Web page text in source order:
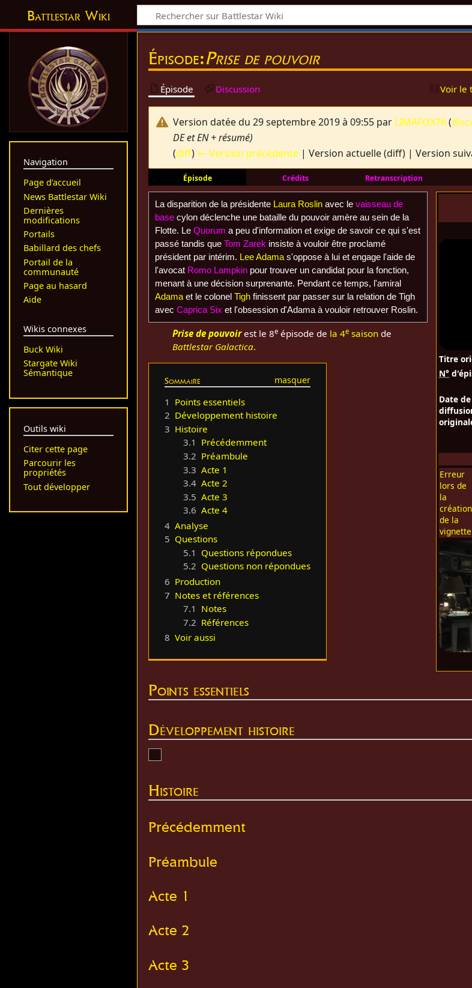
Battlestar Wiki
Épisode:Prise de pouvoir
Épisode Discussion Voir le
Version datée du 29 septembre 2019 à 09:55 par LIMAFOX76(
DE et EN + résumé)
(diff) ← Version précédente | Version actuelle (diff) | Version
Épisode Crédits Retranscription
Titre
N°
Date de
Erreur
lors de
la
création
de la
vignette
La disparition de la présidente Laura Roslinavec le vaisseau de
basecylon déclenche une bataille du pouvoir amère au sein de la
Flotte. Le Quorum a peu d'information et exige de savoir ce qui s'est
passé tandis que Tom Zarek insiste à vouloir être proclamé
président par intérim. Lee Adamas'oppose à lui et engage l'aide de
l'avocat Romo Lampkinpour trouver un candidat pour la fonction,
menant à une décision surprenante. Pendant ce temps, l'amiral
Adamaet le colonel Tighfinissent par passer sur la relation de Tigh
avec Caprica Six et l'obsession d'Adama à vouloir retrouver Roslin.
Prise de pouvoirest le 8e épisode de la 4e saison de
Battlestar Galactica.
Sommaire
1 Points essentiels
2 Développement histoire
3 Histoire
3.1 Précédemment
3.2 Préambule
3.3 Acte 1
3.4 Acte 2
3.5 Acte 3
3.6 Acte 4
4 Analyse
5 Questions
5.1 Questions répondues
5.2 Questions non répondues
6 Production
7 Notes et références
7.1 Notes
7.2 Références
8 Voir aussi
Points essentiels
Développement histoire
Histoire
Précédemment
Préambule
Acte 1
Acte 2
Acte 3
Navigation
Page d’accueil
News Battlestar Wiki
Dernières
modifications
Portails
Babillard des chefs
Portail de la
communauté
Page au hasard
Aide
Wikis connexes
Buck Wiki
Stargate Wiki
Sémantique
Outils wiki
Citer cette page
Parcourir les
propriétés
Tout développer